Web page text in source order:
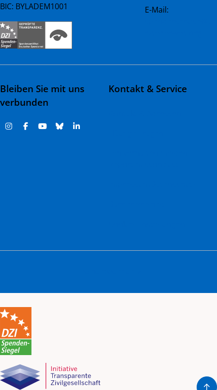
BIC: BYLADEM1001
E-Mail:
Bleiben Sie mit uns
verbunden
Kontakt & Service